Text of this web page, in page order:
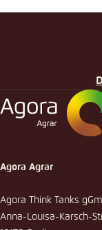
Agora Agrar
Agora Think Tanks
Anna-Louisa-Karsch-